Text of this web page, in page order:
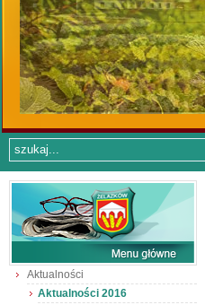
Aktualności
Aktualności 2016